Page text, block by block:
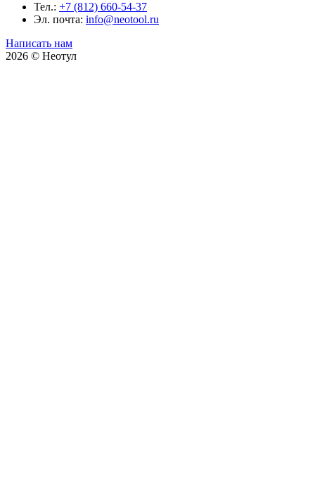
Тел.: +7 (812) 660-54-37
Эл. почта: info@neotool.ru
Написать нам
2026 © Неотул